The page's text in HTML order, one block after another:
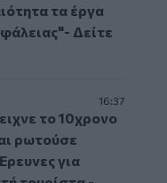
τα έργα
Δείτε
16:37
το 10χρονο
ρωτούσε
για